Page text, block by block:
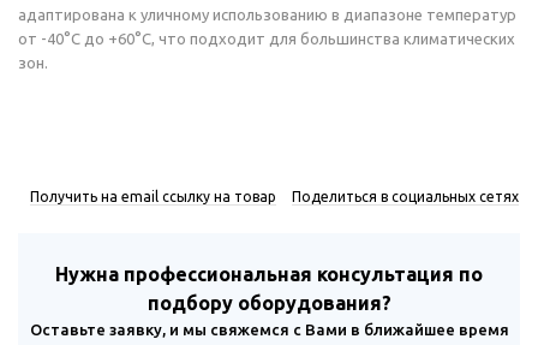
адаптирована к уличному использованию в диапазоне температур
от -40°C до +60°C, что подходит для большинства климатических
зон.
Получить на email ссылку на товар Поделиться в социальных сетях
Нужна профессиональная консультация по
подбору оборудования?
Оставьте заявку, и мы свяжемся с Вами в ближайшее время